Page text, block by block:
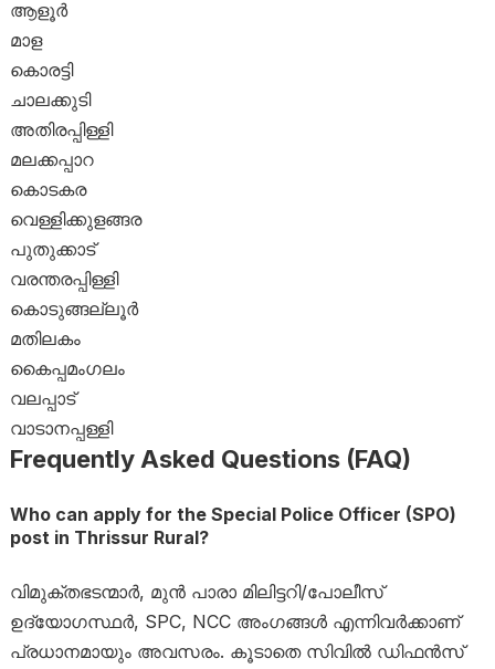
ആളൂർ
മാള
കൊരട്ടി
ചാലക്കുടി
അതിരപ്പിള്ളി
മലക്കപ്പാറ
കൊടകര
വെള്ളിക്കുളങ്ങര
പുതുക്കാട്
വരന്തരപ്പിള്ളി
കൊടുങ്ങല്ലൂർ
മതിലകം
കൈപ്പമംഗലം
വലപ്പാട്
വാടാനപ്പള്ളി
Frequently Asked Questions (FAQ)
Who can apply for the Special Police Officer (SPO)
post in Thrissur Rural?
വിമുക്തഭടന്മാർ, മുൻ പാരാ മിലിട്ടറി/പോലീസ്
ഉദ്യോഗസ്ഥർ, SPC, NCC അംഗങ്ങൾ എന്നിവർക്കാണ്
പ്രധാനമായും അവസരം. കൂടാതെ സിവിൽ ഡിഫൻസ്